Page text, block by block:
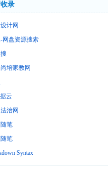
录
计网
网盘资源搜索
培家教网
云
治网
笔
笔
Syntax